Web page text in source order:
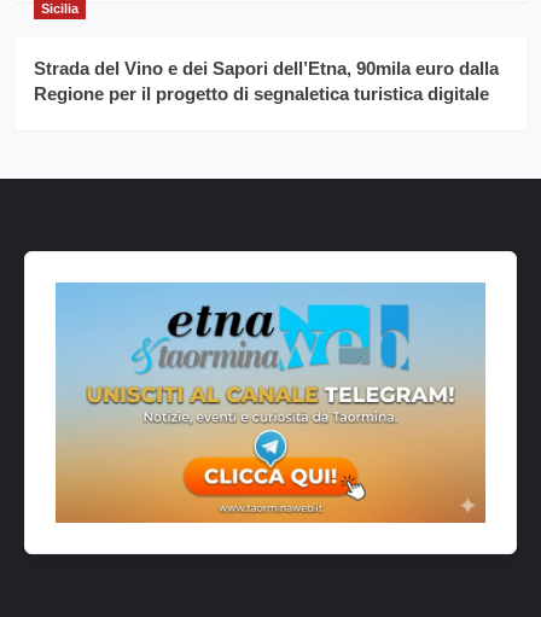
Sicilia
Strada del Vino e dei Sapori dell’Etna, 90mila euro dalla
Regione per il progetto di segnaletica turistica digitale